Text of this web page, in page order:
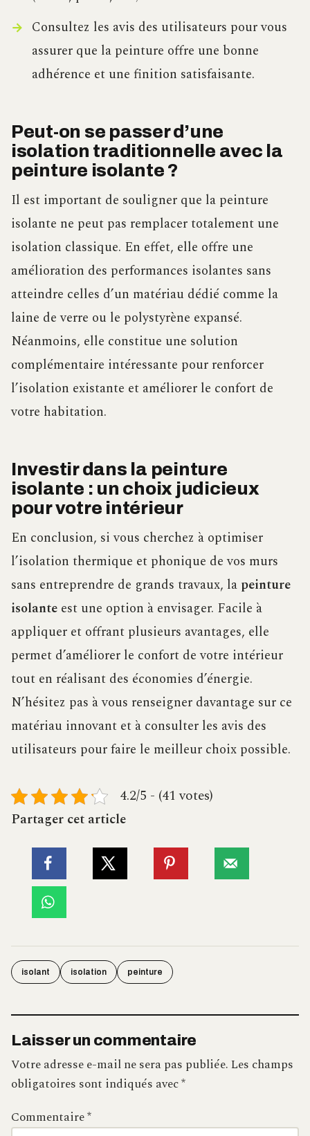
Consultez les avis des utilisateurs pour vous
assurer que la peinture offre une bonne
adhérence et une finition satisfaisante.
Peut-on se passer d’une
isolation traditionnelle avec la
peinture isolante ?
Il est important de souligner que la peinture
isolante ne peut pas remplacer totalement une
isolation classique. En effet, elle offre une
amélioration des performances isolantes sans
atteindre celles d’un matériau dédié comme la
laine de verre ou le polystyrène expansé.
Néanmoins, elle constitue une solution
complémentaire intéressante pour renforcer
l’isolation existante et améliorer le confort de
votre habitation.
Investir dans la peinture
isolante : un choix judicieux
pour votre intérieur
En conclusion, si vous cherchez à optimiser
l’isolation thermique et phonique de vos murs
sans entreprendre de grands travaux, la peinture
isolante est une option à envisager. Facile à
appliquer et offrant plusieurs avantages, elle
permet d’améliorer le confort de votre intérieur
tout en réalisant des économies d’énergie.
N’hésitez pas à vous renseigner davantage sur ce
matériau innovant et à consulter les avis des
utilisateurs pour faire le meilleur choix possible.
4.2/5 - (41 votes)
Partager cet article
isolant isolation peinture
Laisser un commentaire
Votre adresse e-mail ne sera pas publiée.Les champs
obligatoires sont indiqués avec*
Commentaire*